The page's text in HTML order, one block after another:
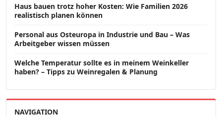
Haus bauen trotz hoher Kosten: Wie Familien 2026
realistisch planen können
Personal aus Osteuropa in Industrie und Bau – Was
Arbeitgeber wissen müssen
Welche Temperatur sollte es in meinem Weinkeller
haben? – Tipps zu Weinregalen & Planung
NAVIGATION